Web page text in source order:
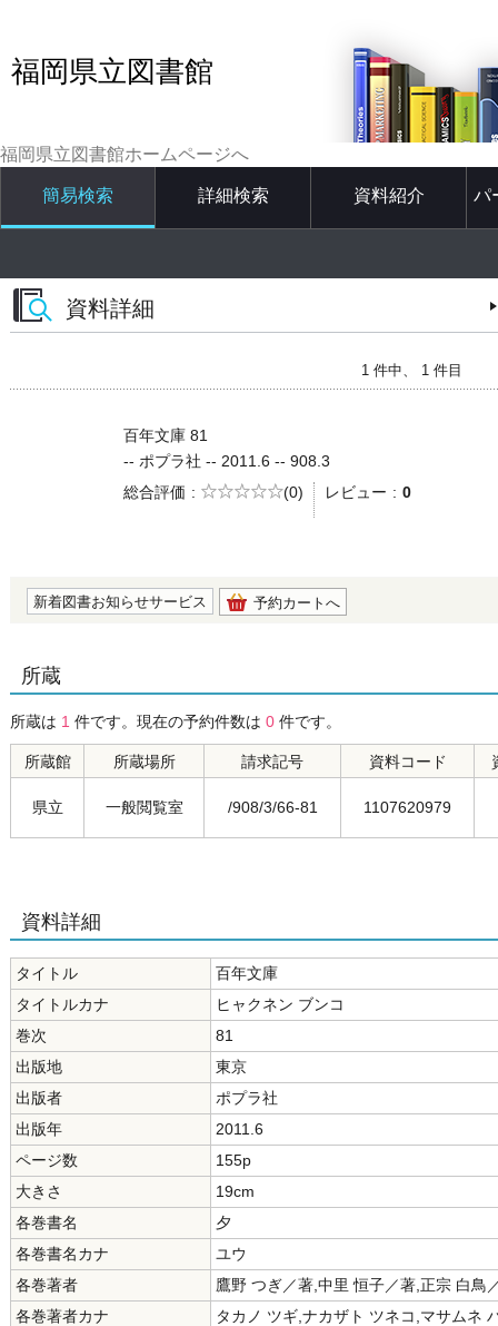
福岡県立図書館
福岡県立図書館ホームページへ
簡易検索 詳細検索 資料紹介 パ
資料詳細
1 件中、 1 件目
百年文庫 81
-- ポプラ社 -- 2011.6 -- 908.3
総合評価
5段階評価
(0) レビュー 0
新着図書お知らせサービス 予約カートへ
所蔵
所蔵は 1 件です。現在の予約件数は 0 件です。
所蔵館 所蔵場所 請求記号 資料コード
県立 一般閲覧室 /908/3/66-81 1107620979
資料詳細
タイトル
百年文庫
タイトルカナ
ヒャクネン ブンコ
巻次
81
出版地
東京
出版者
ポプラ社
出版年
2011.6
ページ数
155p
大きさ
19cm
各巻書名
夕
各巻書名カナ
ユウ
各巻著者
鷹野 つぎ／著,中里 恒子／著,正宗 白鳥
各巻著者カナ
タカノ ツギ,ナカザト ツネコ,マサムネ